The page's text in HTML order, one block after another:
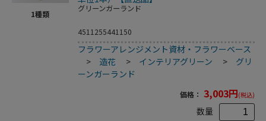
1種類
グリーンガーランド
4511255441150
フラワーアレンジメント資材・フラワーベース
> 造花 > インテリアグリーン > グリ
ーンガーランド
価格： 3,003円(税込)
数量